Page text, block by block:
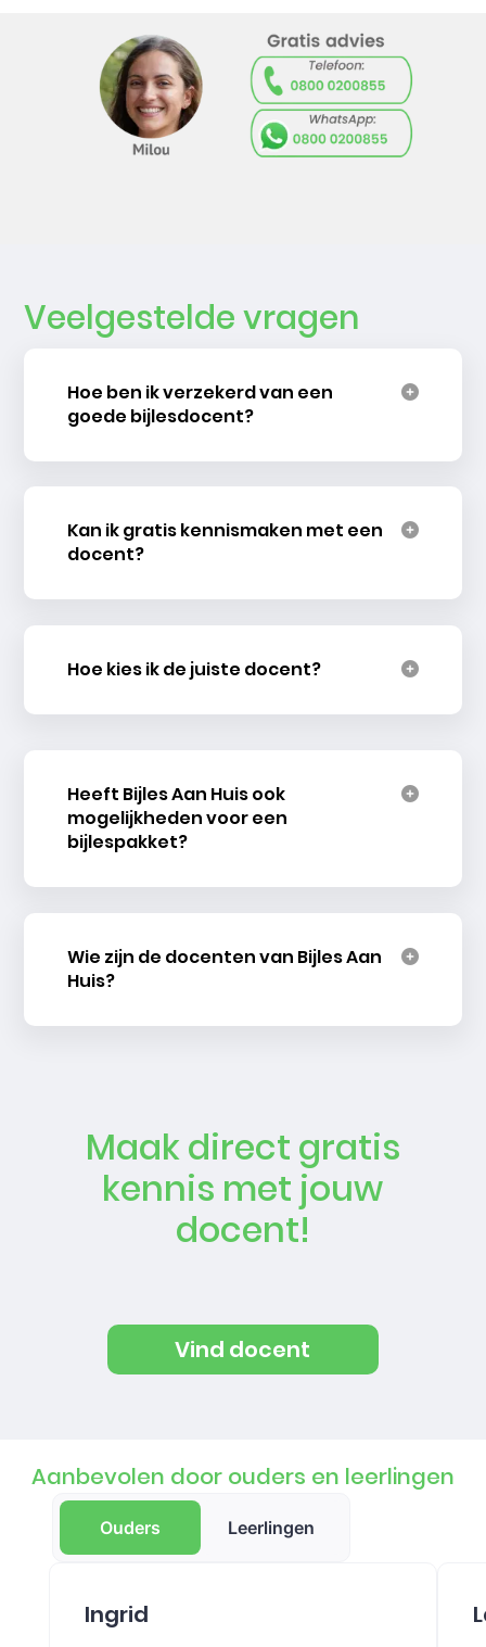
Veelgestelde vragen
Hoe ben ik verzekerd van een
goede bijlesdocent?
Kan ik gratis kennismaken met een
docent?
Hoe kies ik de juiste docent?
Heeft Bijles Aan Huis ook
mogelijkheden voor een
bijlespakket?
Wie zijn de docenten van Bijles Aan
Huis?
Maak direct gratis
kennis met jouw
docent!
Vind docent
Aanbevolen door ouders en leerlingen
Ouders Leerlingen
Ingrid